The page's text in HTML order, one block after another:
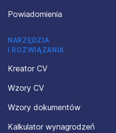
Powiadomienia
NARZĘDZIA
I ROZWIĄZANIA
Kreator CV
Wzory CV
Wzory dokumentów
Kalkulator wynagrodzeń